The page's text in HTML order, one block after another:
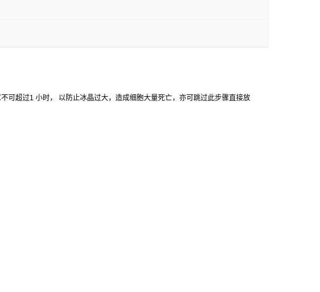
不可超过1 小时，
以防止冰晶过大，造成细胞大量死亡，亦可跳过此步骤直接放